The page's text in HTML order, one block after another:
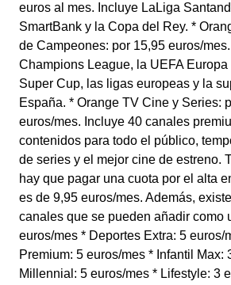
euros al mes. Incluye LaLiga
SmartBank y la Copa del Rey. *
de Campeones: por 15,95 euros/
Champions League, la UEFA
Super Cup, las ligas europeas y la
España. * Orange TV Cine y Series:
euros/mes. Incluye 40 canales
contenidos para todo el público,
de series y el mejor cine de estreno.
hay que pagar una cuota por el alta
es de 9,95 euros/mes. Además,
canales que se pueden añadir como
euros/mes * Deportes Extra: 5 euros/
Premium: 5 euros/mes * Infantil Max:
Millennial: 5 euros/mes * Lifestyle: 3